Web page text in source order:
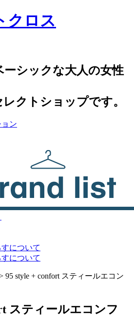
シックな大人の女性
クトショップです。
95 style + confort スティールエコン
スティールエコンフ